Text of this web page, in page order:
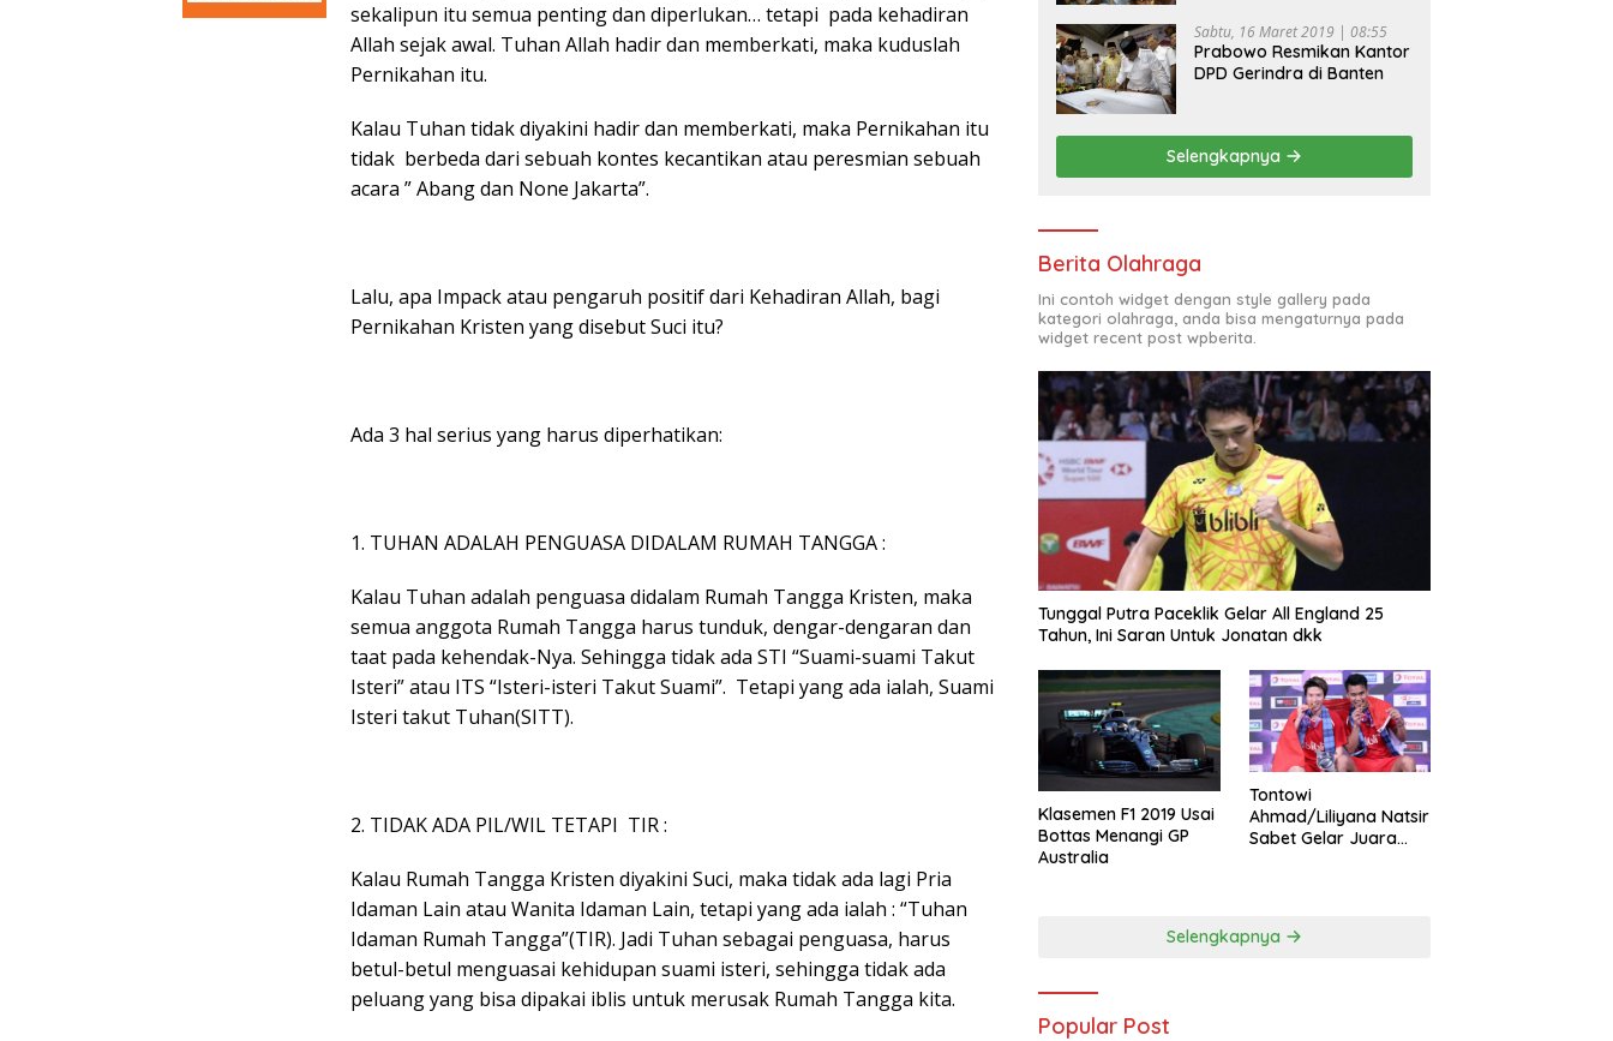
sekalipun itu semua penting dan diperlukan… tetapi pada kehadiran
Allah sejak awal. Tuhan Allah hadir dan memberkati, maka kuduslah
Pernikahan itu.
Kalau Tuhan tidak diyakini hadir dan memberkati, maka Pernikahan itu
tidak berbeda dari sebuah kontes kecantikan atau peresmian sebuah
acara ” Abang dan None Jakarta”.
Lalu, apa Impack atau pengaruh positif dari Kehadiran Allah, bagi
Pernikahan Kristen yang disebut Suci itu?
Ada 3 hal serius yang harus diperhatikan:
1. TUHAN ADALAH PENGUASA DIDALAM RUMAH TANGGA :
Kalau Tuhan adalah penguasa didalam Rumah Tangga Kristen, maka
semua anggota Rumah Tangga harus tunduk, dengar-dengaran dan
taat pada kehendak-Nya. Sehingga tidak ada STI “Suami-suami Takut
Isteri” atau ITS “Isteri-isteri Takut Suami”. Tetapi yang ada ialah, Suami
Isteri takut Tuhan(SITT).
2. TIDAK ADA PIL/WIL TETAPI TIR :
Kalau Rumah Tangga Kristen diyakini Suci, maka tidak ada lagi Pria
Idaman Lain atau Wanita Idaman Lain, tetapi yang ada ialah : “Tuhan
Idaman Rumah Tangga”(TIR). Jadi Tuhan sebagai penguasa, harus
betul-betul menguasai kehidupan suami isteri, sehingga tidak ada
peluang yang bisa dipakai iblis untuk merusak Rumah Tangga kita.
Sabtu, 16 Maret 2019 | 08:55
Prabowo Resmikan Kantor
DPD Gerindra di Banten
Selengkapnya
Berita Olahraga
Ini contoh widget dengan style gallery pada
kategori olahraga, anda bisa mengaturnya pada
widget recent post wpberita.
Tunggal Putra Paceklik Gelar All England 25
Tahun, Ini Saran Untuk Jonatan dkk
Klasemen F1 2019 Usai
Bottas Menangi GP
Australia
Tontowi
Ahmad/Liliyana Natsir
Sabet Gelar Juara
Selengkapnya
Popular Post